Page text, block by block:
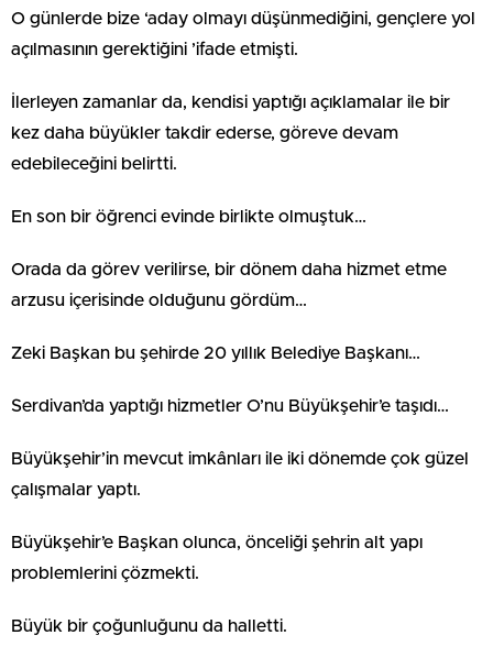
O günlerde bize ‘aday olmayı düşünmediğini, gençlere yol
açılmasının gerektiğini ’ifade etmişti.
İlerleyen zamanlar da, kendisi yaptığı açıklamalar ile bir
kez daha büyükler takdir ederse, göreve devam
edebileceğini belirtti.
En son bir öğrenci evinde birlikte olmuştuk…
Orada da görev verilirse, bir dönem daha hizmet etme
arzusu içerisinde olduğunu gördüm…
Zeki Başkan bu şehirde 20 yıllık Belediye Başkanı…
Serdivan’da yaptığı hizmetler O’nu Büyükşehir’e taşıdı…
Büyükşehir’in mevcut imkânları ile iki dönemde çok güzel
çalışmalar yaptı.
Büyükşehir’e Başkan olunca, önceliği şehrin alt yapı
problemlerini çözmekti.
Büyük bir çoğunluğunu da halletti.